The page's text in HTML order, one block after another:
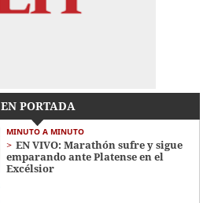
EN PORTADA
MINUTO A MINUTO
EN VIVO: Marathón sufre y sigue
emparando ante Platense en el
Excélsior